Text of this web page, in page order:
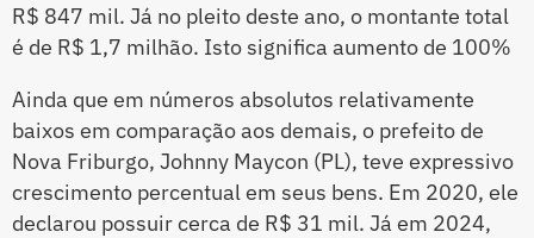
R$ 847 mil. Já no pleito deste ano, o montante total
é de R$ 1,7 milhão. Isto significa aumento de 100%
Ainda que em números absolutos relativamente
baixos em comparação aos demais, o prefeito de
Nova Friburgo, Johnny Maycon (PL), teve expressivo
crescimento percentual em seus bens. Em 2020, ele
declarou possuir cerca de R$ 31 mil. Já em 2024,